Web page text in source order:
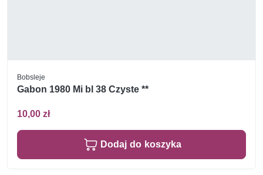
Bobsleje
Gabon 1980 Mi bl 38 Czyste **
10,00 zł
Dodaj do koszyka